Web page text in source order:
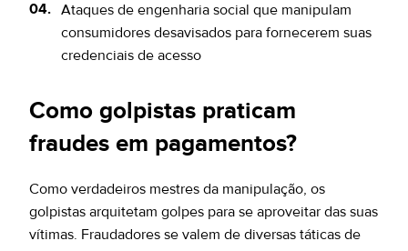
Ataques de engenharia social que manipulam
consumidores desavisados para fornecerem suas
credenciais de acesso
Como golpistas praticam
fraudes em pagamentos?
Como verdadeiros mestres da manipulação, os
golpistas arquitetam golpes para se aproveitar das suas
vítimas. Fraudadores se valem de diversas táticas de